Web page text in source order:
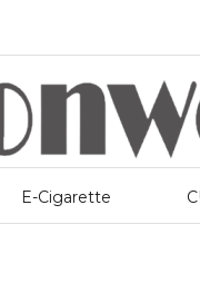
E-Cigarette